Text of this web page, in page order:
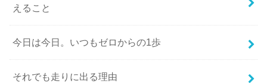
えること
今日は今日。いつもゼロからの1歩
それでも走りに出る理由